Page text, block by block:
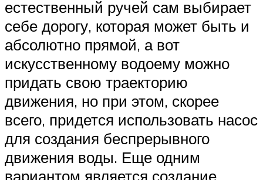
естественный ручей сам выбирает
себе дорогу, которая может быть и
абсолютно прямой, а вот
искусственному водоему можно
придать свою траекторию
движения, но при этом, скорее
всего, придется использовать насос
для создания беспрерывного
движения воды. Еще одним
вариантом является создание